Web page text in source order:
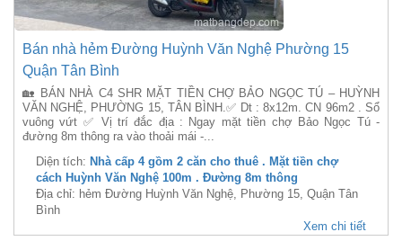
Bán nhà hẻm Đường Huỳnh Văn Nghệ Phường 15
Quận Tân Bình
🏡 BÁN NHÀ C4 SHR MẶT TIỀN CHỢ BẢO NGỌC TÚ – HUỲNH
VĂN NGHỆ, PHƯỜNG 15, TÂN BÌNH.✅ Dt : 8x12m. CN 96m2 . Sổ
vuông vứt ✅ Vị trí đắc địa : Ngay mặt tiền chợ Bảo Ngọc Tú -
đường 8m thông ra vào thoải mái -...
Diện tích: Nhà cấp 4 gồm 2 căn cho thuê . Mặt tiền chợ
cách Huỳnh Văn Nghệ 100m . Đường 8m thông
Địa chỉ: hẻm Đường Huỳnh Văn Nghệ, Phường 15, Quận Tân
Bình
Xem chi tiết